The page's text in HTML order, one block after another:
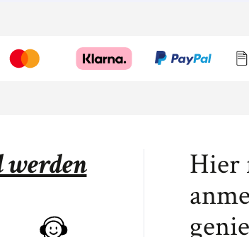
Hier